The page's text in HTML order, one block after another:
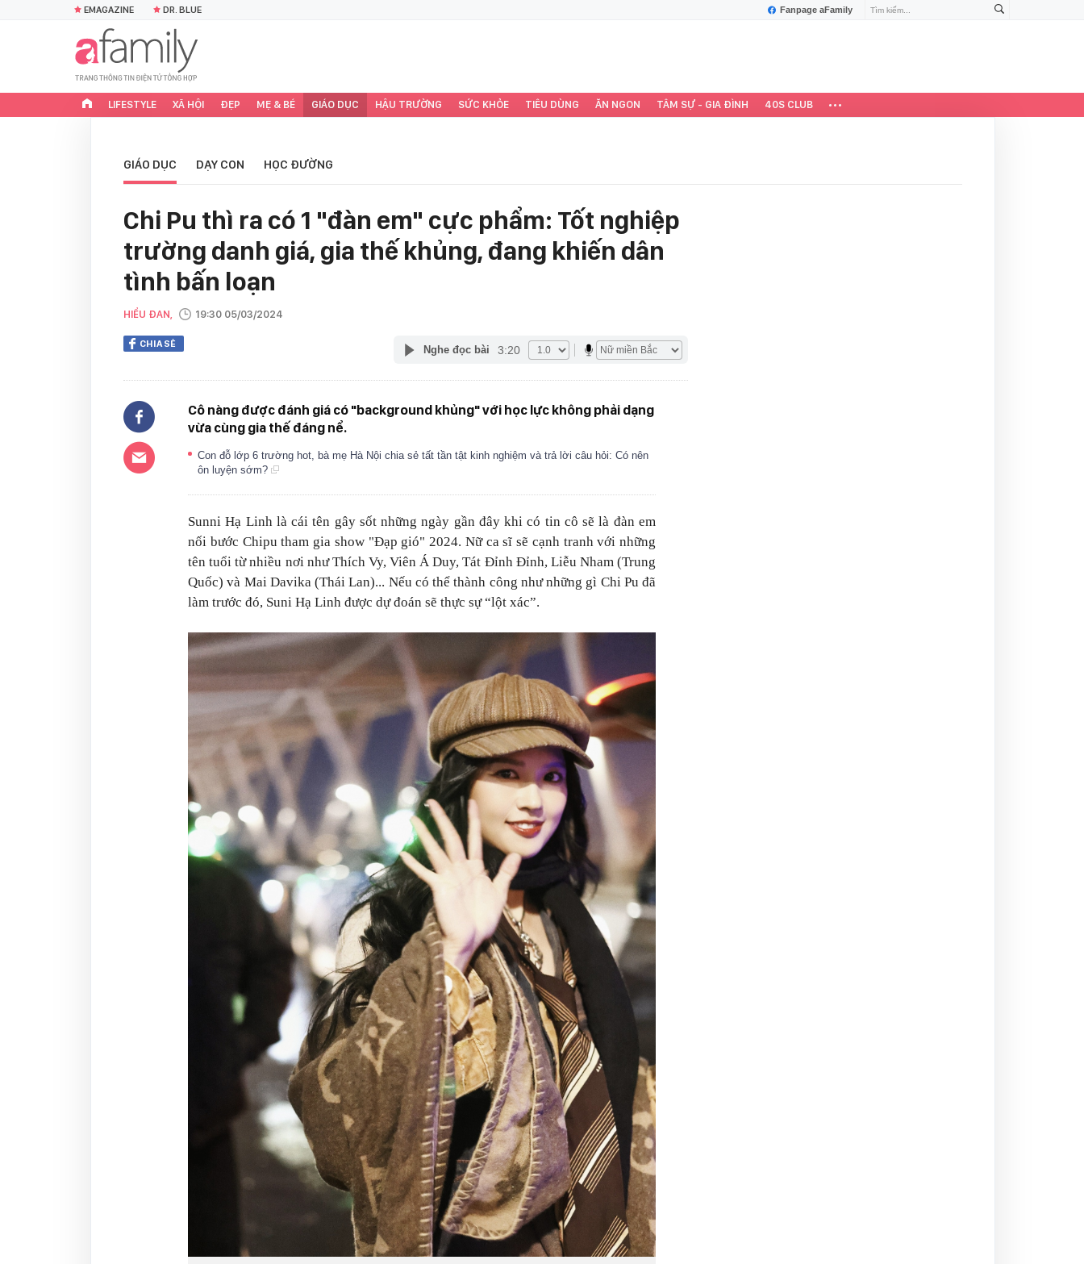
Fanpage aFamily
EMAGAZINE DR. BLUE
LIFESTYLE XÃ HỘI ĐẸP MẸ & BÉ GIÁO DỤC HẬU TRƯỜNG SỨC KHỎE TIÊU DÙNG ĂN NGON TÂM SỰ - GIA ĐÌNH 40S CLUB
GIÁO DỤC DẠY CON HỌC ĐƯỜNG
Chi Pu thì ra có 1 "đàn em" cực phẩm: Tốt nghiệp
trường danh giá, gia thế khủng, đang khiến dân
tình bấn loạn
HIỂU ĐAN, 19:30 05/03/2024
CHIA SẺ Nghe đọc bài 3:20
Cô nàng được đánh giá có "background khủng" với học lực không phải dạng
vừa cùng gia thế đáng nể.
Con đỗ lớp 6 trường hot, bà mẹ Hà Nội chia sẻ tất tần tật kinh nghiệm và trả lời câu hỏi: Có nên
ôn luyện sớm?
Sunni Hạ Linh là cái tên gây sốt những ngày gần đây khi có tin cô sẽ là đàn em
nối bước Chipu tham gia show "Đạp gió" 2024. Nữ ca sĩ sẽ cạnh tranh với những
tên tuổi từ nhiều nơi như Thích Vy, Viên Á Duy, Tát Đỉnh Đỉnh, Liễu Nham (Trung
Quốc) và Mai Davika (Thái Lan)... Nếu có thể thành công như những gì Chi Pu đã
làm trước đó, Suni Hạ Linh được dự đoán sẽ thực sự “lột xác”.